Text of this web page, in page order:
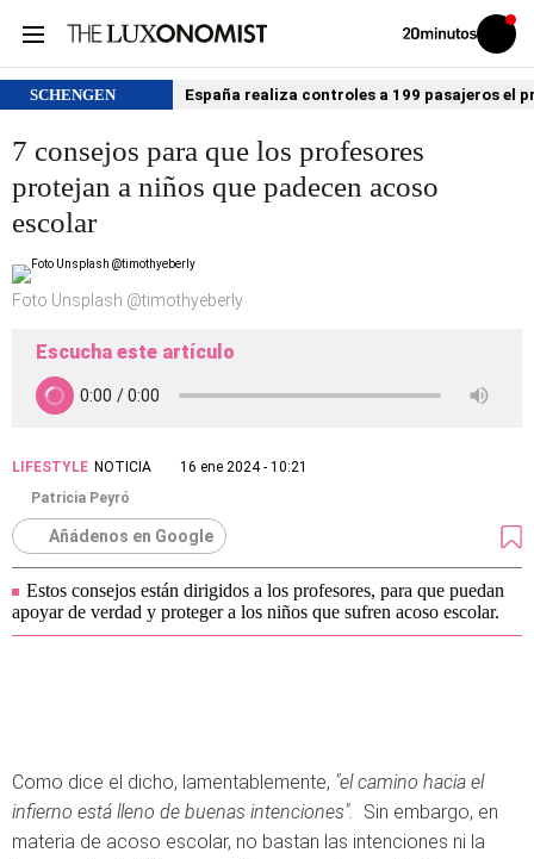
Volver
Iniciar
sesión
SCHENGEN España realiza controles a 199 pasajeros el
7 consejos para que los profesores
protejan a niños que padecen acoso
escolar
Foto Unsplash @timothyeberly
Escucha este artículo
LIFESTYLE NOTICIA
16 ene 2024 - 10:21
Patricia Peyró
Añádenos en Google
Estos consejos están dirigidos a los profesores, para que puedan
apoyar de verdad y proteger a los niños que sufren acoso escolar.
Como dice el dicho, lamentablemente, "el camino hacia el
infierno está lleno de buenas intenciones". Sin embargo, en
materia de acoso escolar, no bastan las intenciones ni la